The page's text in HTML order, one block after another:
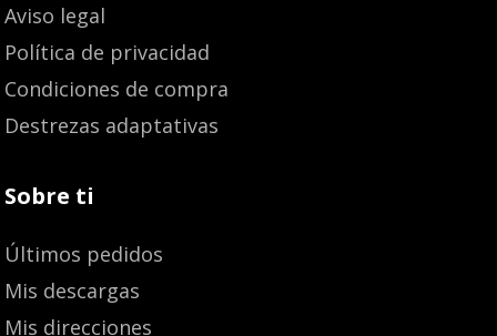
Aviso legal
Política de privacidad
Condiciones de compra
Destrezas adaptativas
Sobre ti
Últimos pedidos
Mis descargas
Mis direcciones